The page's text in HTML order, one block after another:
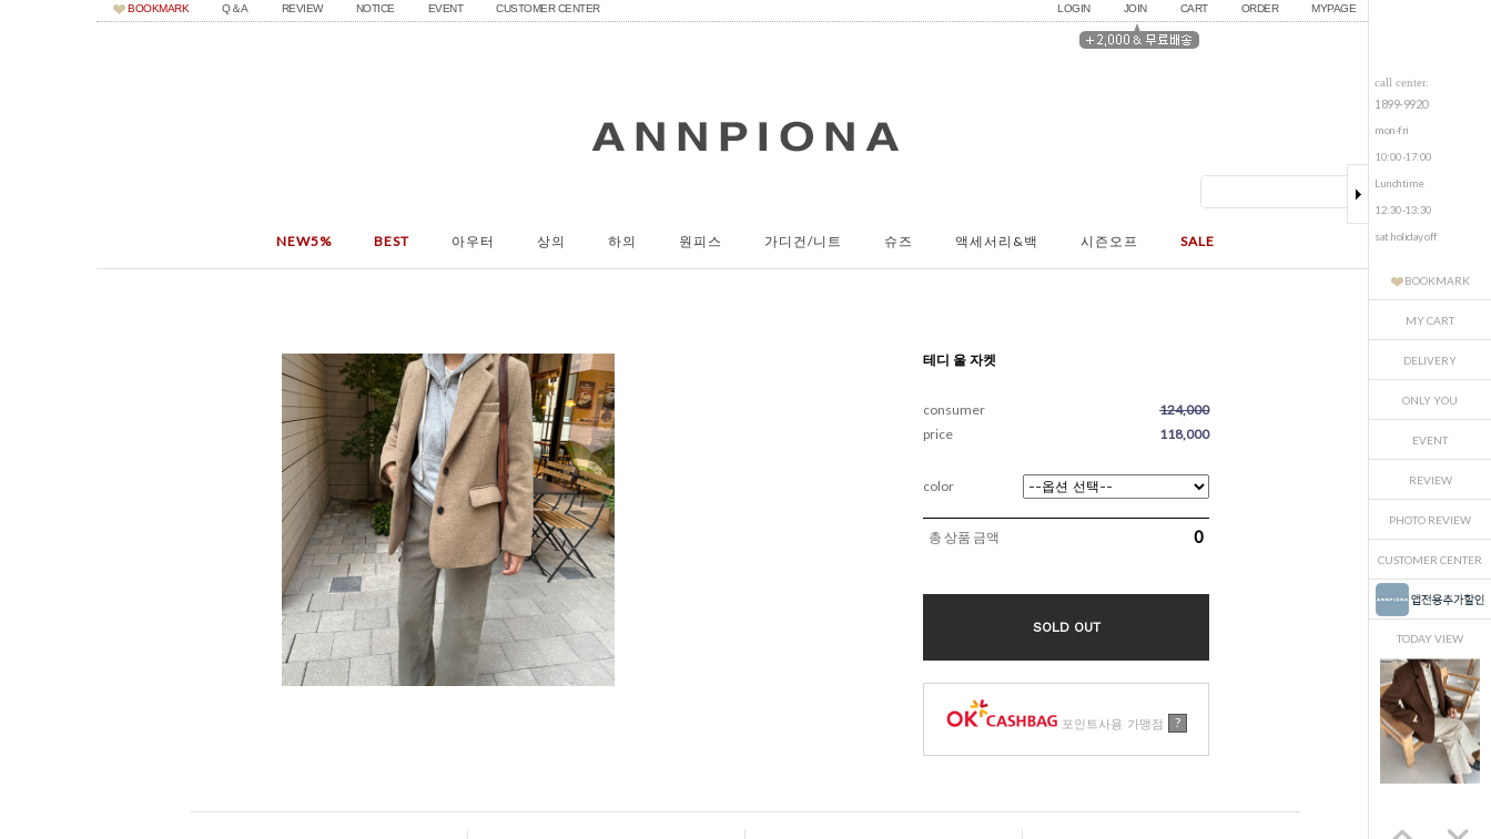
BOOKMARK Q＆A REVIEW NOTICE EVENT CUSTOMER CENTER LOGIN JOIN CART ORDER MYPAGE
NEW5% BEST 아우터 상의 하의 원피스 가디건/니트 슈즈 액세서리&백 시즌오프 SALE
call center.
1899-9920
mon-fri
10:00-17:00
Lunchtime
12:30-13:30
sat.holiday off
BOOKMARK
MY CART
DELIVERY
ONLY YOU
EVENT
REVIEW
PHOTO REVIEW
CUSTOMER CENTER
TODAY VIEW
테디 울 자켓
consumer
124,000
price
118,000
color
총 상품 금액 0
SOLD OUT
포인트사용 가맹점 ?